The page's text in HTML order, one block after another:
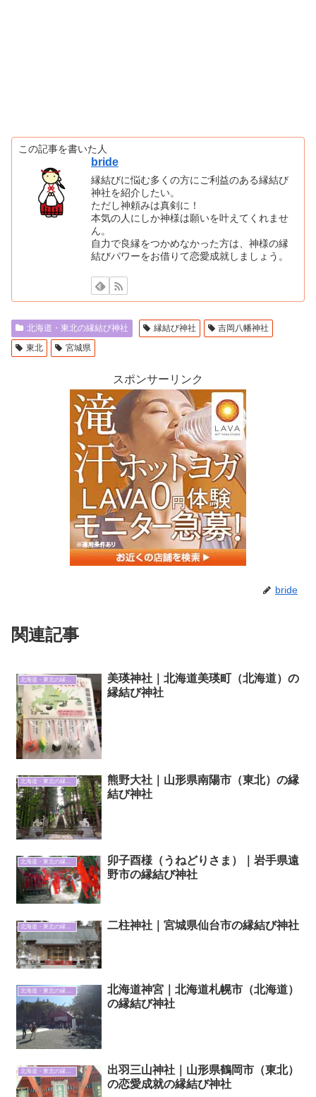
この記事を書いた人
bride
縁結びに悩む多くの方にご利益のある縁結び
神社を紹介したい。
ただし神頼みは真剣に！
本気の人にしか神様は願いを叶えてくれませ
ん。
自力で良縁をつかめなかった方は、神様の縁
結びパワーをお借りて恋愛成就しましょう。
北海道・東北の縁結び神社 縁結び神社
吉岡八幡神社
東北
宮城県
スポンサーリンク
bride
関連記事
北海道・東北の縁結び神社
美瑛神社｜北海道美瑛町（北海道）の
縁結び神社
北海道・東北の縁結び神社
熊野大社｜山形県南陽市（東北）の縁
結び神社
北海道・東北の縁結び神社
卯子酉様（うねどりさま）｜岩手県遠
野市の縁結び神社
二柱神社｜宮城県仙台市の縁結び神社
北海道・東北の縁結び神社
北海道神宮｜北海道札幌市（北海道）
の縁結び神社
北海道・東北の縁結び神社
出羽三山神社｜山形県鶴岡市（東北）
の恋愛成就の縁結び神社